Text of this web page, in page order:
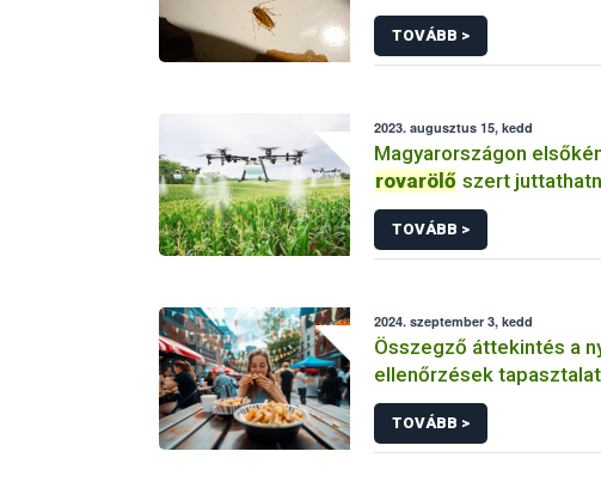
TOVÁBB >
2023. augusztus 15, kedd
Magyarországon
rovarölő szert
TOVÁBB >
2024. szeptember 3, kedd
Összegző áttekintés a
ellenőrzések
TOVÁBB >